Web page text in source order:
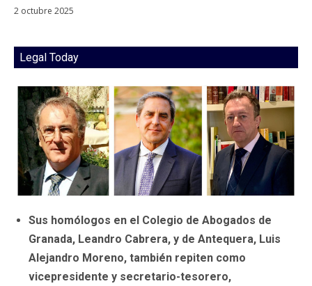
2 octubre 2025
Legal Today
Sus homólogos en el Colegio de Abogados de
Granada, Leandro Cabrera, y de Antequera, Luis
Alejandro Moreno, también repiten como
vicepresidente y secretario-tesorero,